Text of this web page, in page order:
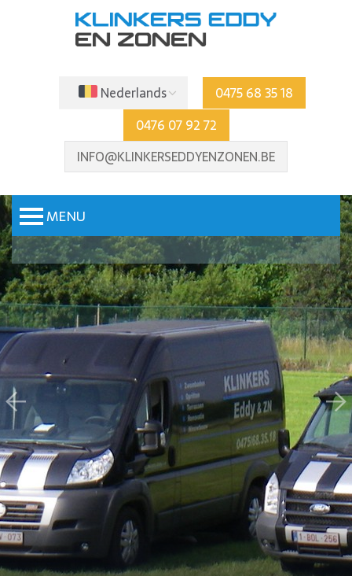
Nederlands
0475 68 35 18
0476 07 92 72
INFO@KLINKERSEDDYENZONEN.BE
MENU